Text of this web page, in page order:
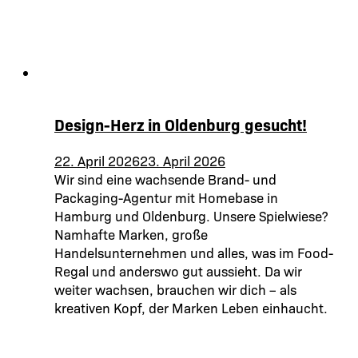
Design-Herz in Oldenburg gesucht!
22. April 202623. April 2026
Wir sind eine wachsende Brand- und
Packaging-Agentur mit Homebase in
Hamburg und Oldenburg. Unsere Spielwiese?
Namhafte Marken, große
Handelsunternehmen und alles, was im Food-
Regal und anderswo gut aussieht. Da wir
weiter wachsen, brauchen wir dich – als
kreativen Kopf, der Marken Leben einhaucht.